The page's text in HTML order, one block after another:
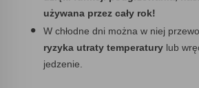
używana przez cały rok!
W chłodne dni można w niej
ryzyka utraty temperatury lub
jedzenie.